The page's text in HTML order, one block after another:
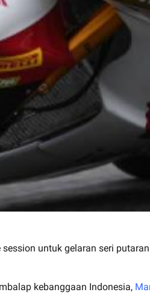
untuk gelaran seri
kebanggaan Indonesia,